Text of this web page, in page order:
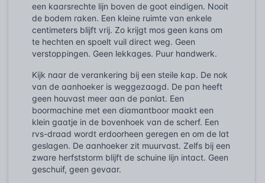
een kaarsrechte lijn boven de goot eindigen. Nooit
de bodem raken. Een kleine ruimte van enkele
centimeters blijft vrij. Zo krijgt mos geen kans om
te hechten en spoelt vuil direct weg. Geen
verstoppingen. Geen lekkages. Puur handwerk.
Kijk naar de verankering bij een steile kap. De nok
van de aanhoeker is weggezaagd. De pan heeft
geen houvast meer aan de panlat. Een
boormachine met een diamantboor maakt een
klein gaatje in de bovenhoek van de scherf. Een
rvs-draad wordt erdoorheen geregen en om de lat
geslagen. De aanhoeker zit muurvast. Zelfs bij een
zware herfststorm blijft de schuine lijn intact. Geen
geschuif, geen gevaar.